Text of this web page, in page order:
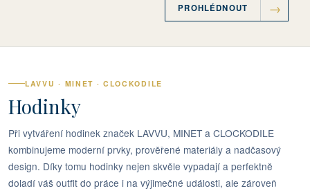
PROHLÉDNOUT
LAVVU · MINET · CLOCKODILE
Hodinky
Při vytváření hodinek značek LAVVU, MINET a CLOCKODILE
kombinujeme moderní prvky, prověřené materiály a nadčasový
design. Díky tomu hodinky nejen skvěle vypadají a perfektně
doladí váš outfit do práce i na výjimečné události, ale zároveň